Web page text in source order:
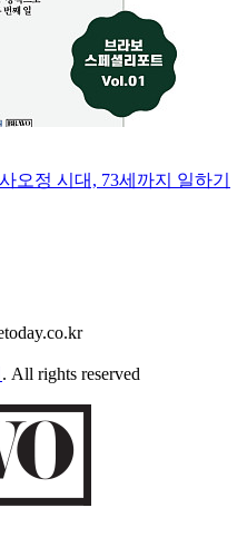
오정 시대, 73세까지 일하기
. All rights reserved